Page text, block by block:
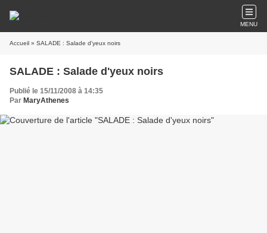
MENU
Accueil » SALADE : Salade d'yeux noirs
SALADE : Salade d'yeux noirs
Publié le 15/11/2008 à 14:35
Par MaryAthenes